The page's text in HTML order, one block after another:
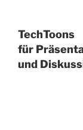
TechToons
für
und